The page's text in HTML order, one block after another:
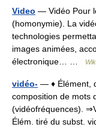
Video — Vidéo Pour
(homonymie). La
technologies
images animées,
électronique… …
vidéo- — ♦ Élément,
composition de mots
(vidéofréquences).
Élém. tiré du subst.